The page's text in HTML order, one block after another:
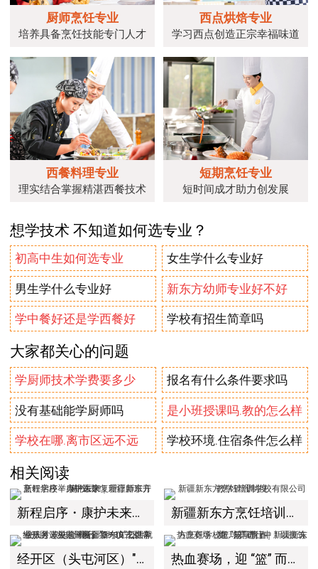
厨师烹饪专业
培养具备烹饪技能专门人才
西点烘焙专业
学习西点创造正宗幸福味道
西餐料理专业
理实结合掌握精湛西餐技术
短期烹饪专业
短时间成才助力创发展
想学技术 不知道如何选专业？
初高中生如何选专业 女生学什么专业好
男生学什么专业好 新东方幼师专业好不好
学中餐好还是学西餐好 学校有招生简章吗
大家都关心的问题
学厨师技术学费要多少 报名有什么条件要求吗
没有基础能学厨师吗 是小班授课吗.教的怎么样
学校在哪.离市区远不远 学校环境.住宿条件怎么样
相关阅读
新程启序・康护未来｜新疆新东方烹饪学校举办中医康复理疗师班开幕仪式！ 新疆新东方烹饪培训学校有限公司教学管理制度
经开区（头屯河区）"3+10"公共就业服务进校园暨新疆新东方烹饪学校人才双选会+校企签约仪式圆满举行 热血赛场，迎 “篮” 而上｜新疆新东方烹饪学校篮球赛进行中！以技筑梦，乐享青春